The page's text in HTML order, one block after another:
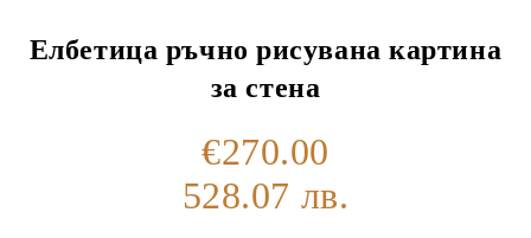
Елбетица ръчно рисувана картина
за стена
€270.00
528.07 лв.